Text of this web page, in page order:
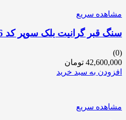
مشاهده سریع
سنگ قبر گرانیت بلک سوپر کد 6
(0)
42,600,000 تومان
افزودن به سبد خرید
مشاهده سریع